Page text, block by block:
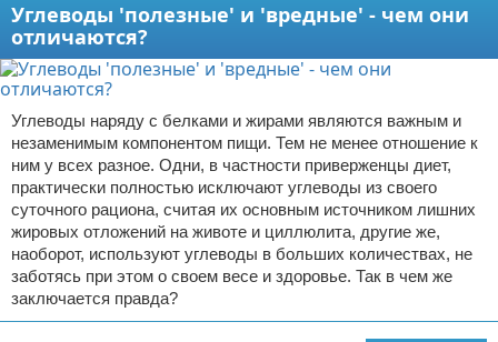
Углеводы 'полезные' и 'вредные' - чем они
отличаются?
Углеводы наряду с белками и жирами являются важным и
незаменимым компонентом пищи. Тем не менее отношение к
ним у всех разное. Одни, в частности приверженцы диет,
практически полностью исключают углеводы из своего
суточного рациона, считая их основным источником лишних
жировых отложений на животе и циллюлита, другие же,
наоборот, используют углеводы в больших количествах, не
заботясь при этом о своем весе и здоровье. Так в чем же
заключается правда?